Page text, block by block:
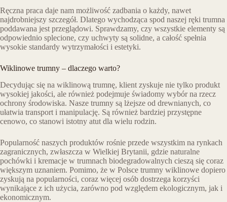
Ręczna praca daje nam możliwość zadbania o każdy, nawet
najdrobniejszy szczegół. Dlatego wychodząca spod naszej ręki trumna
poddawana jest przeglądowi. Sprawdzamy, czy wszystkie elementy są
odpowiednio splecione, czy uchwyty są solidne, a całość spełnia
wysokie standardy wytrzymałości i estetyki.
Wiklinowe trumny – dlaczego warto?
Decydując się na wiklinową trumnę, klient zyskuje nie tylko produkt
wysokiej jakości, ale również podejmuje świadomy wybór na rzecz
ochrony środowiska. Nasze trumny są lżejsze od drewnianych, co
ułatwia transport i manipulację. Są również bardziej przystępne
cenowo, co stanowi istotny atut dla wielu rodzin.
Popularność naszych produktów rośnie przede wszystkim na rynkach
zagranicznych, zwłaszcza w Wielkiej Brytanii, gdzie naturalne
pochówki i kremacje w trumnach biodegradowalnych cieszą się coraz
większym uznaniem. Pomimo, że w Polsce trumny wiklinowe dopiero
zyskują na popularności, coraz więcej osób dostrzega korzyści
wynikające z ich użycia, zarówno pod względem ekologicznym, jak i
ekonomicznym.